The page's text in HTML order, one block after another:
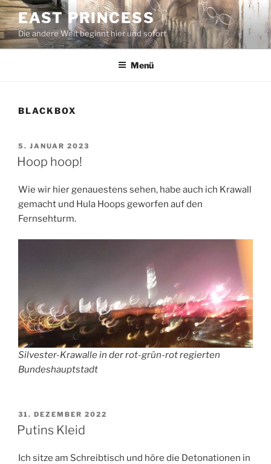
Zum
Inhalt
springen
EAST PRINCESS
Die andere Welt beginnt hier und sofort
Menü
BLACKBOX
VERÖFFENTLICHT
AM
5. JANUAR 2023
Hoop hoop!
Wie wir hier genauestens sehen, habe auch ich Krawall
gemacht und Hula Hoops geworfen auf den
Fernsehturm.
Silvester-Krawalle in der rot-grün-rot regierten
Bundeshauptstadt
VERÖFFENTLICHT
AM
31. DEZEMBER 2022
Putins Kleid
Ich sitze am Schreibtisch und höre die Detonationen in